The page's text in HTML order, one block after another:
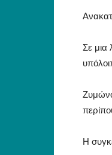
Σε μια
Η